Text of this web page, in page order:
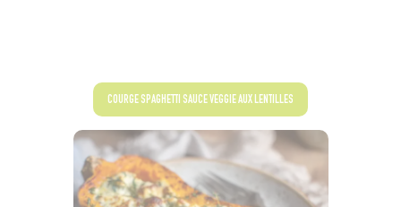
COURGE SPAGHETTI SAUCE VEGGIE AUX LENTILLES